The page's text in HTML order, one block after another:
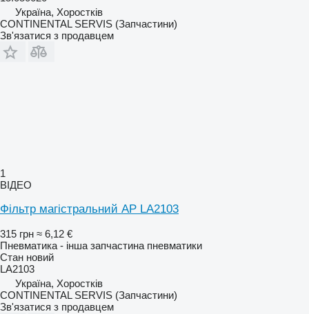
Україна, Хоростків
CONTINENTAL SERVIS (Запчастини)
Зв'язатися з продавцем
1
ВІДЕО
Фільтр магістральний AP LA2103
315 грн ≈ 6,12 €
Пневматика - інша запчастина пневматики
Стан новий
LA2103
Україна, Хоростків
CONTINENTAL SERVIS (Запчастини)
Зв'язатися з продавцем